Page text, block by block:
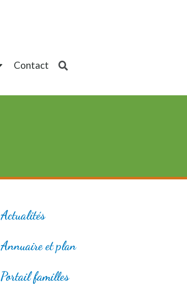
Contact
Actualités
Annuaire et plan
Portail familles